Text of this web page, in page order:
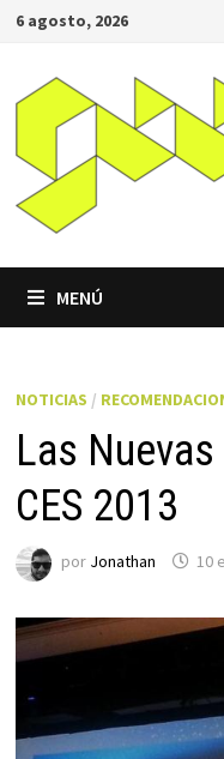
Saltar
contenido
6 agosto, 2026
MENÚ
NOTICIAS /
Las
CES 2013
por Jonathan 10